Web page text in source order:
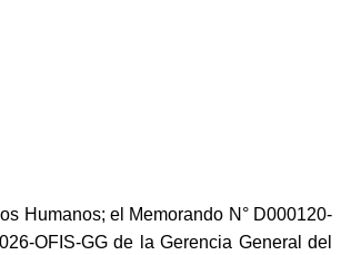
Humanos; el Memorando N° D000120-
OFIS-GG de la Gerencia General del